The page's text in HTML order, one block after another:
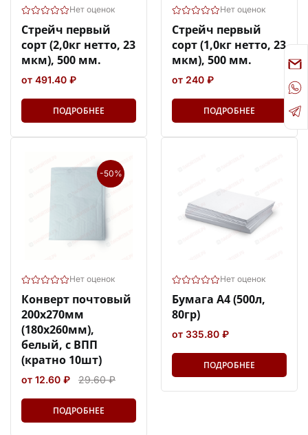
Нет оценок
Стрейч первый
сорт (2,0кг нетто, 23
мкм), 500 мм.
от 491.40 ₽
ПОДРОБНЕЕ
Нет оценок
Стрейч первый
сорт (1,0кг нетто, 23
мкм), 500 мм.
от 240 ₽
ПОДРОБНЕЕ
-50%
Нет оценок
Конверт почтовый
200х270мм
(180х260мм),
белый, с ВПП
(кратно 10шт)
от 12.60 ₽ 29.60 ₽
ПОДРОБНЕЕ
Нет оценок
Бумага А4 (500л,
80гр)
от 335.80 ₽
ПОДРОБНЕЕ